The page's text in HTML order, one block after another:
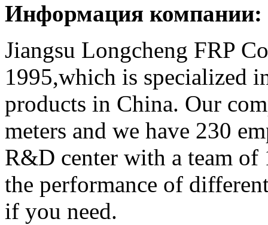
Информация компании:
Jiangsu Longcheng FRP
1995,which is specialized
products in China. Our
meters and we have 230
R&D center with a team of
the performance of
if you need.